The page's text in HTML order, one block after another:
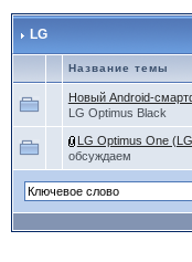
LG
Название темы
Новый Android-
LG Optimus Black
LG Optimus One
обсуждаем